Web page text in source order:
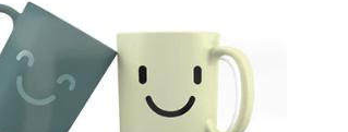
ให้กับประชาชน